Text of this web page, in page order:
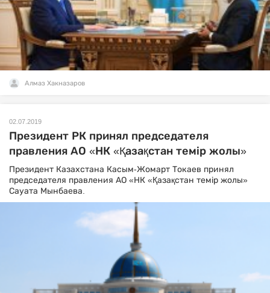
Алмаз Хакназаров
02.07.2019
Президент РК принял председателя
правления АО «НК «Қазақстан темір жолы»
Президент Казахстана Касым-Жомарт Токаев принял
председателя правления АО «НК «Қазақстан темір жолы»
Сауата Мынбаева.